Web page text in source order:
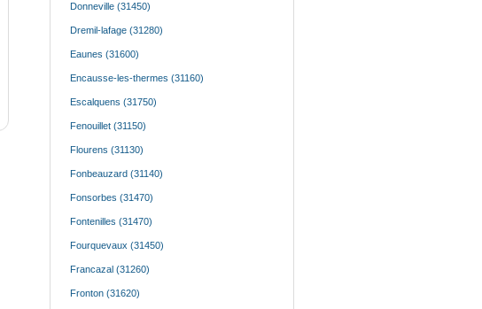
Donneville (31450)
Dremil-lafage (31280)
Eaunes (31600)
Encausse-les-thermes (31160)
Escalquens (31750)
Fenouillet (31150)
Flourens (31130)
Fonbeauzard (31140)
Fonsorbes (31470)
Fontenilles (31470)
Fourquevaux (31450)
Francazal (31260)
Fronton (31620)